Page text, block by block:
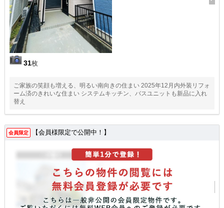
31枚
ご家族の笑顔も増える、明るい南向きの住まい 2025年12月内外装リフォ
ーム済のきれいな住まい システムキッチン、バスユニットも新品に入れ
替え
会員限定 【会員様限定で公開中！】